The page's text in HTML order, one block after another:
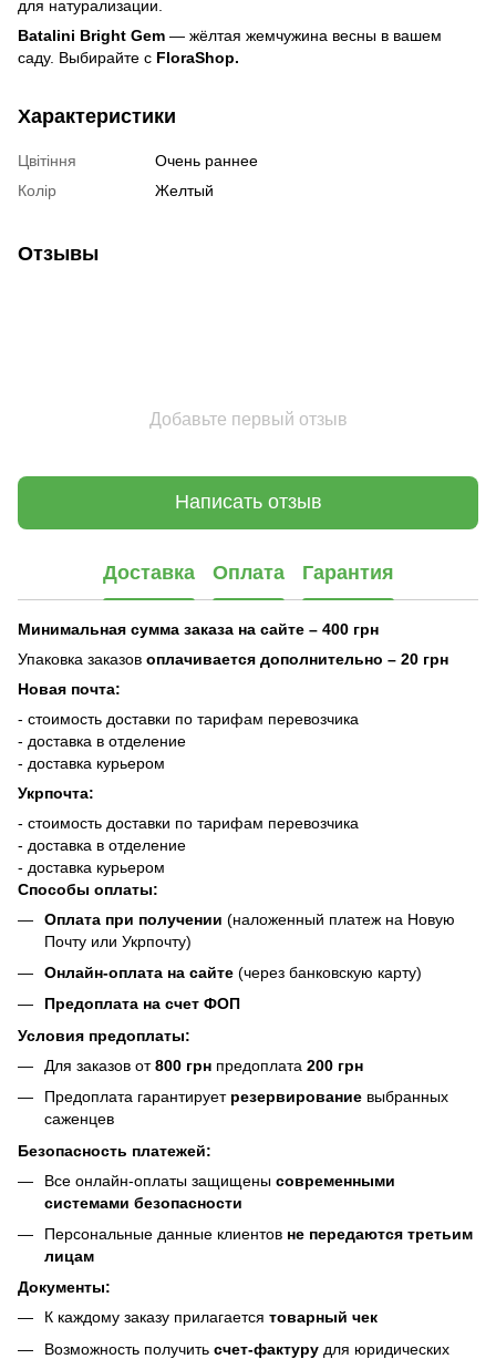
для натурализации.
Batalini Bright Gem — жёлтая жемчужина весны в вашем
саду. Выбирайте с FloraShop.
Характеристики
Цвітіння
Очень раннее
Колір
Желтый
Отзывы
Добавьте первый отзыв
Написать отзыв
Доставка Оплата Гарантия
Минимальная сумма заказа на сайте – 400 грн
Упаковка заказов оплачивается дополнительно – 20 грн
Новая почта:
- стоимость доставки по тарифам перевозчика
- доставка в отделение
- доставка курьером
Укрпочта:
- стоимость доставки по тарифам перевозчика
- доставка в отделение
- доставка курьером
Способы оплаты:
Оплата при получении (наложенный платеж на Новую
Почту или Укрпочту)
Онлайн-оплата на сайте (через банковскую карту)
Предоплата на счет ФОП
Условия предоплаты:
Для заказов от800 грн предоплата 200 грн
Предоплата гарантирует резервирование выбранных
саженцев
Безопасность платежей:
Все онлайн-оплаты защищены современными
системами безопасности
Персональные данные клиентов не передаются третьим
лицам
Документы:
К каждому заказу прилагается товарный чек
Возможность получить счет-фактуру для юридических